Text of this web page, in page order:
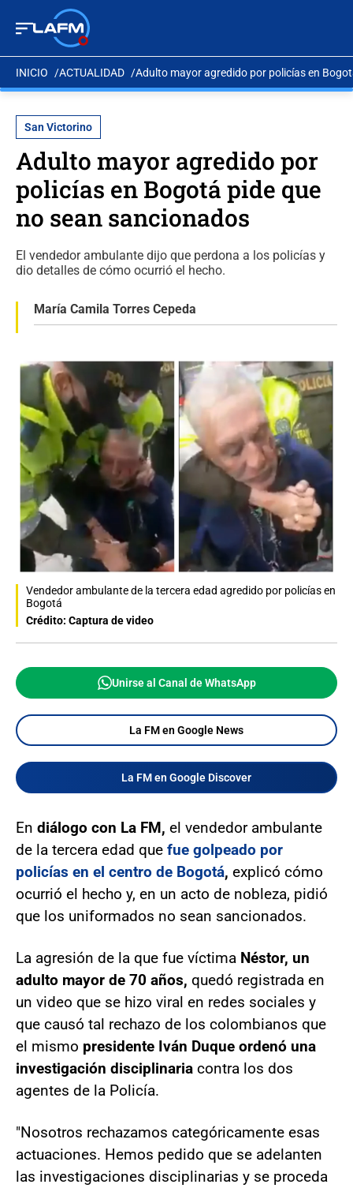
INICIO ACTUALIDAD Adulto mayor agredido por policías en
San Victorino
Adulto mayor agredido por
policías en Bogotá pide que
no sean sancionados
El vendedor ambulante dijo que perdona a los policías y
dio detalles de cómo ocurrió el hecho.
María Camila Torres Cepeda
Vendedor ambulante de la tercera edad agredido por policías en
Bogotá
Crédito: Captura de video
Unirse al Canal de WhatsApp
La FM en Google News
La FM en Google Discover
En diálogo con La FM, el vendedor ambulante
de la tercera edad que fue golpeado por
policías en el centro de Bogotá, explicó cómo
ocurrió el hecho y, en un acto de nobleza, pidió
que los uniformados no sean sancionados.
La agresión de la que fue víctima Néstor, un
adulto mayor de 70 años, quedó registrada en
un video que se hizo viral en redes sociales y
que causó tal rechazo de los colombianos que
el mismo presidente Iván Duque ordenó una
investigación disciplinaria contra los dos
agentes de la Policía.
"Nosotros rechazamos categóricamente esas
actuaciones. Hemos pedido que se adelanten
las investigaciones disciplinarias y se proceda